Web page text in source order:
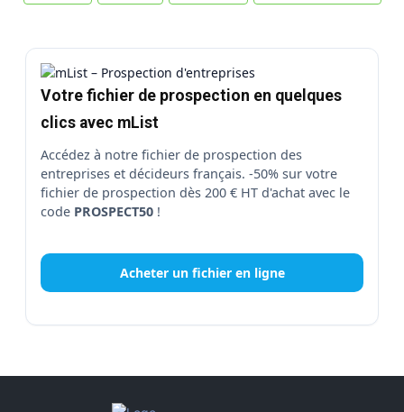
Votre fichier de prospection en quelques
clics avec mList
Accédez à notre fichier de prospection des
entreprises et décideurs français. -50% sur votre
fichier de prospection dès 200 € HT d'achat avec le
code PROSPECT50 !
Acheter un fichier en ligne